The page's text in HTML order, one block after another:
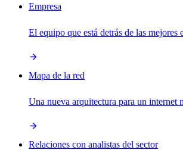
Empresa
El equipo que está detrás de las mejores
Mapa de la red
Una nueva arquitectura para un internet
Relaciones con analistas del sector